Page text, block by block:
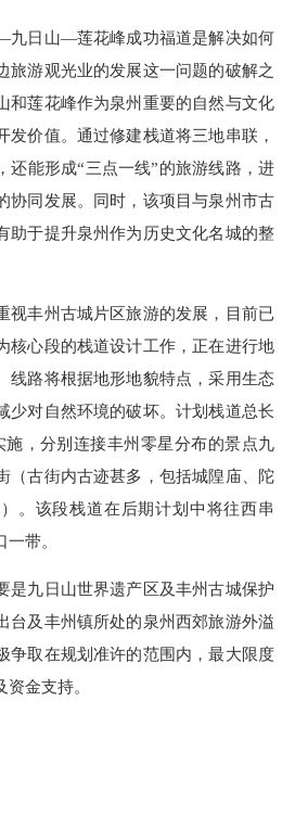
日山—莲花峰成功福道是解决如何
旅游观光业的发展这一问题的破解之
和莲花峰作为泉州重要的自然与文化
发价值。通过修建栈道将三地串联，
还能形成“三点一线”的旅游线路，进
协同发展。同时，该项目与泉州市古
助于提升泉州作为历史文化名城的整
丰州古城片区旅游的发展，目前已
核心段的栈道设计工作，正在进行地
线路将根据地形地貌特点，采用生态
少对自然环境的破坏。计划栈道总长
施，分别连接丰州零星分布的景点九
（古街内古迹甚多，包括城隍庙、陀
。该段栈道在后期计划中将往西串
带。
九日山世界遗产区及丰州古城保护
台及丰州镇所处的泉州西郊旅游外溢
争取在规划准许的范围内，最大限度
金支持。